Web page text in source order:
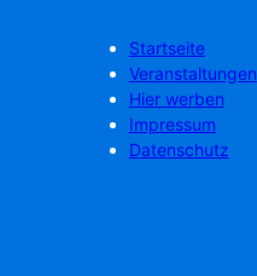
Startseite
Veranstaltungen
Hier werben
Impressum
Datenschutz